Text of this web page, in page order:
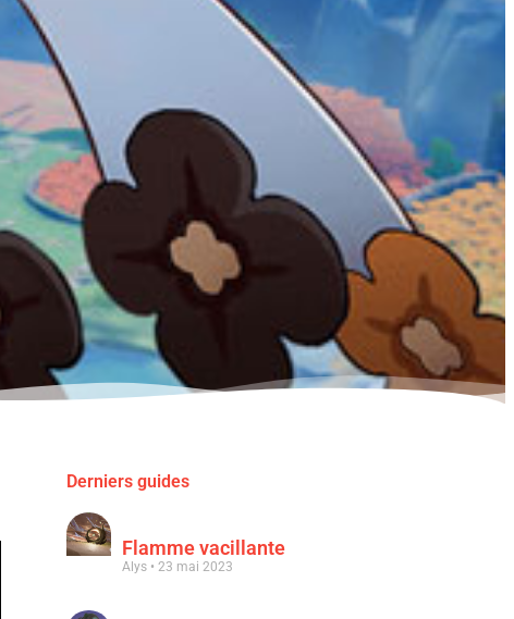
Derniers guides
Flamme vacillante
Alys 23 mai 2023